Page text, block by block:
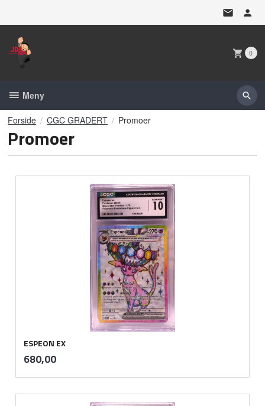
0
Meny
Forside CGC GRADERT Promoer
Promoer
ESPEON EX
Pris
680,00mva.